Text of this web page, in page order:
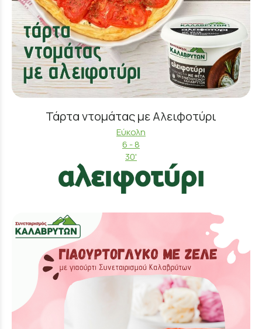
Τάρτα ντομάτας με Αλειφοτύρι
Εύκολη
6 - 8
30'